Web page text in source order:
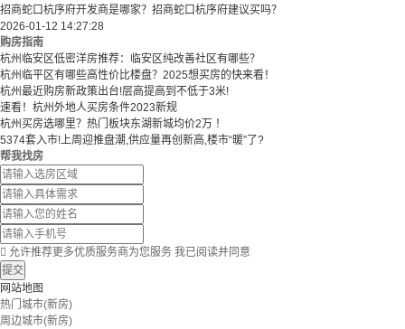
招商蛇口杭序府开发商是哪家？招商蛇口杭序府建议买吗？
2026-01-12 14:27:28
购房指南
杭州临安区低密洋房推荐：临安区纯改善社区有哪些？
​​杭州临平区有哪些高性价比楼盘？2025想买房的快来看！​
杭州最近购房新政策出台!层高提高到不低于3米!
速看！杭州外地人买房条件2023新规
杭州买房选哪里？热门板块东湖新城均价2万 ！
5374套入市!上周迎推盘潮,供应量再创新高,楼市“暖”了?
帮我找房
 允许推荐更多优质服务商为您服务 我已阅读并同意
提交
网站地图
热门城市(新房)
周边城市(新房)